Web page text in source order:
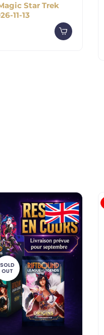
Star Trek
11-13
SOLD
OUT